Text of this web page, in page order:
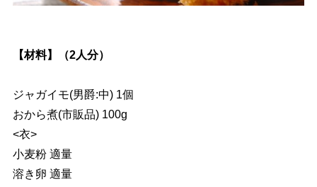
【材料】（2人分）
ジャガイモ(男爵:中) 1個
おから煮(市販品) 100g
<衣>
小麦粉 適量
溶き卵 適量